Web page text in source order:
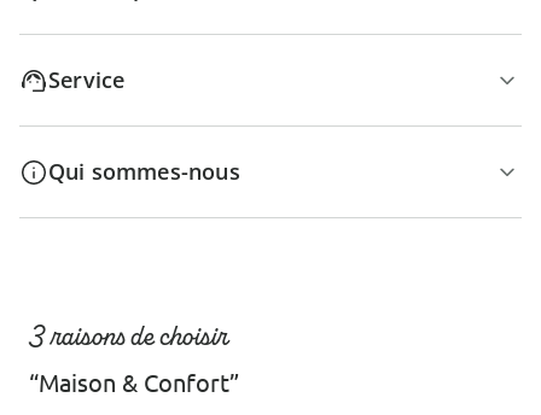
Service
Qui sommes-nous
3 raisons de choisir
“Maison & Confort”